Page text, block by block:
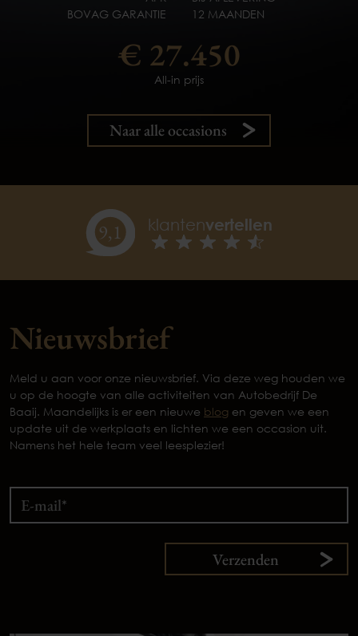
BOVAG GARANTIE
12 MAANDEN
€ 27.450
All-in prijs
BOVAG GARANTIE
12 MAANDEN
BOVAG GARANTIE
12 MAANDEN
BOVAG GARANTIE
12 MAANDEN
BOVAG GARANTIE
12 MAANDEN
Naar alle occasions
9,1 klantenvertellen
Nieuwsbrief
Meld u aan voor onze nieuwsbrief. Via deze weg houden we
u op de hoogte van alle activiteiten van Autobedrijf De
Baaij. Maandelijks is er een nieuwe blog en geven we een
update uit de werkplaats en lichten we een occasion uit.
Namens het hele team veel leesplezier!
Verzenden